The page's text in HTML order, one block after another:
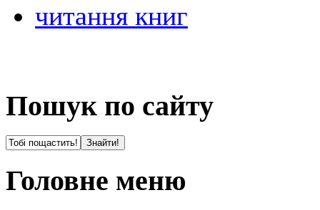
читання книг
Пошук по сайту
Головне меню